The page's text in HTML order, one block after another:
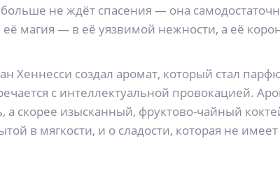
не ждёт спасения — она
магия — в её уязвимой нежности, а её
создал аромат, который стал
с интеллектуальной провокацией.
а скорее изысканный, фруктово-чайный
в мягкости, и о сладости, которая не